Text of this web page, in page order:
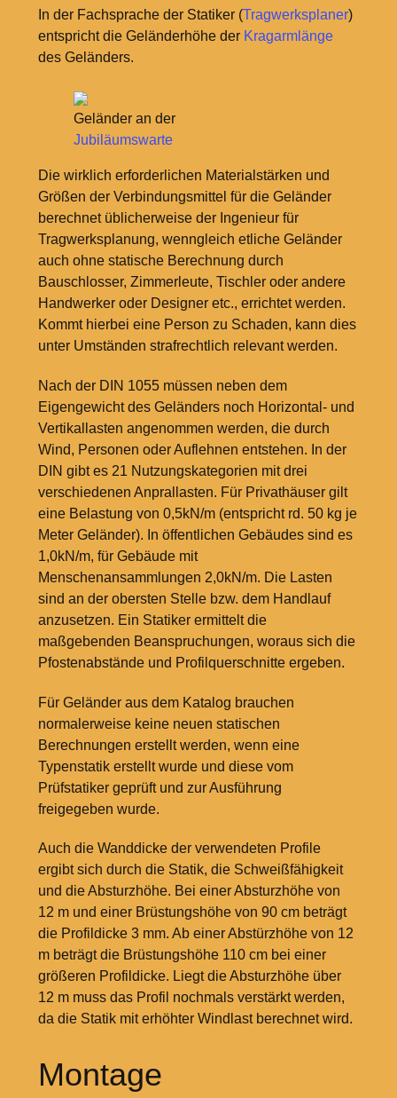
In der Fachsprache der Statiker (Tragwerksplaner)
entspricht die Geländerhöhe der Kragarmlänge
des Geländers.
Geländer an der
Jubiläumswarte
Die wirklich erforderlichen Materialstärken und
Größen der Verbindungsmittel für die Geländer
berechnet üblicherweise der Ingenieur für
Tragwerksplanung, wenngleich etliche Geländer
auch ohne statische Berechnung durch
Bauschlosser, Zimmerleute, Tischler oder andere
Handwerker oder Designer etc., errichtet werden.
Kommt hierbei eine Person zu Schaden, kann dies
unter Umständen strafrechtlich relevant werden.
Nach der DIN 1055 müssen neben dem
Eigengewicht des Geländers noch Horizontal- und
Vertikallasten angenommen werden, die durch
Wind, Personen oder Auflehnen entstehen. In der
DIN gibt es 21 Nutzungskategorien mit drei
verschiedenen Anprallasten. Für Privathäuser gilt
eine Belastung von 0,5kN/m (entspricht rd. 50 kg je
Meter Geländer). In öffentlichen Gebäudes sind es
1,0kN/m, für Gebäude mit
Menschenansammlungen 2,0kN/m. Die Lasten
sind an der obersten Stelle bzw. dem Handlauf
anzusetzen. Ein Statiker ermittelt die
maßgebenden Beanspruchungen, woraus sich die
Pfostenabstände und Profilquerschnitte ergeben.
Für Geländer aus dem Katalog brauchen
normalerweise keine neuen statischen
Berechnungen erstellt werden, wenn eine
Typenstatik erstellt wurde und diese vom
Prüfstatiker geprüft und zur Ausführung
freigegeben wurde.
Auch die Wanddicke der verwendeten Profile
ergibt sich durch die Statik, die Schweißfähigkeit
und die Absturzhöhe. Bei einer Absturzhöhe von
12 m und einer Brüstungshöhe von 90 cm beträgt
die Profildicke 3 mm. Ab einer Abstürzhöhe von 12
m beträgt die Brüstungshöhe 110 cm bei einer
größeren Profildicke. Liegt die Absturzhöhe über
12 m muss das Profil nochmals verstärkt werden,
da die Statik mit erhöhter Windlast berechnet wird.
Montage